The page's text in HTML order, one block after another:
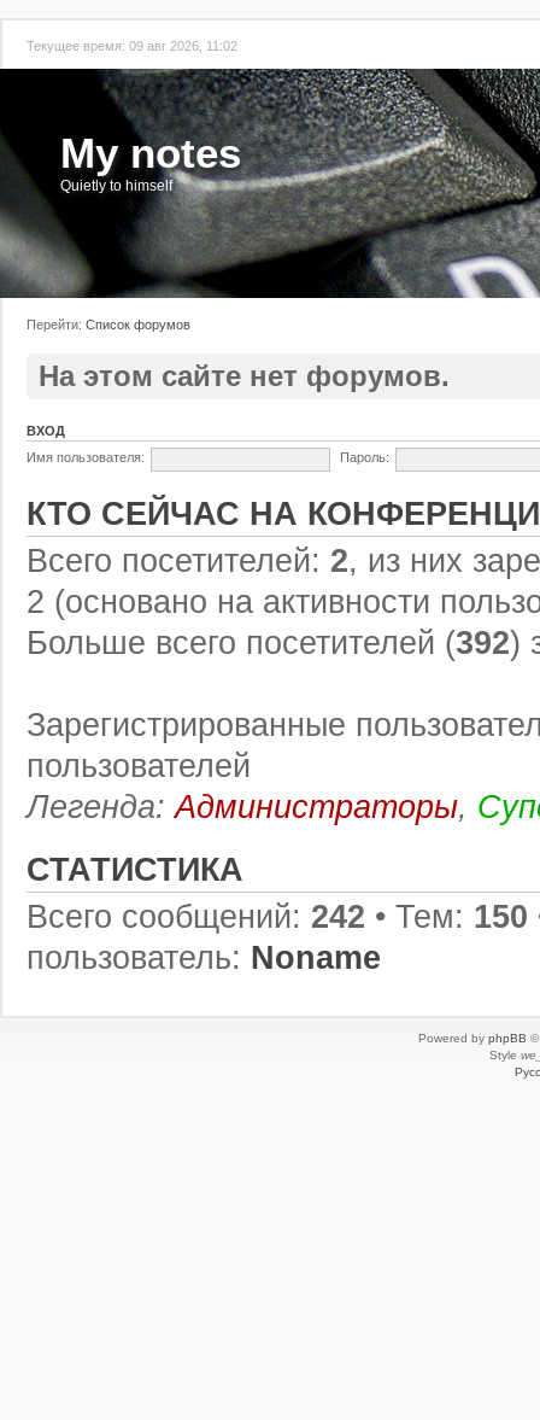
Текущее время: 09 авг 2026, 11:02
My notes
Quietly to himself
Перейти: Список форумов
На этом сайте нет форумов.
ВХОД
Имя пользователя:
Пароль:
КТО СЕЙЧАС НА
Всего посетителей: 2, из них
2 (основано на активности
Больше всего посетителей (392)
Зарегистрированные
пользователей
Легенда:Администраторы,
СТАТИСТИКА
Всего сообщений: 242 • Тем: 150
пользователь: Noname
Powered by phpBB ©
Style